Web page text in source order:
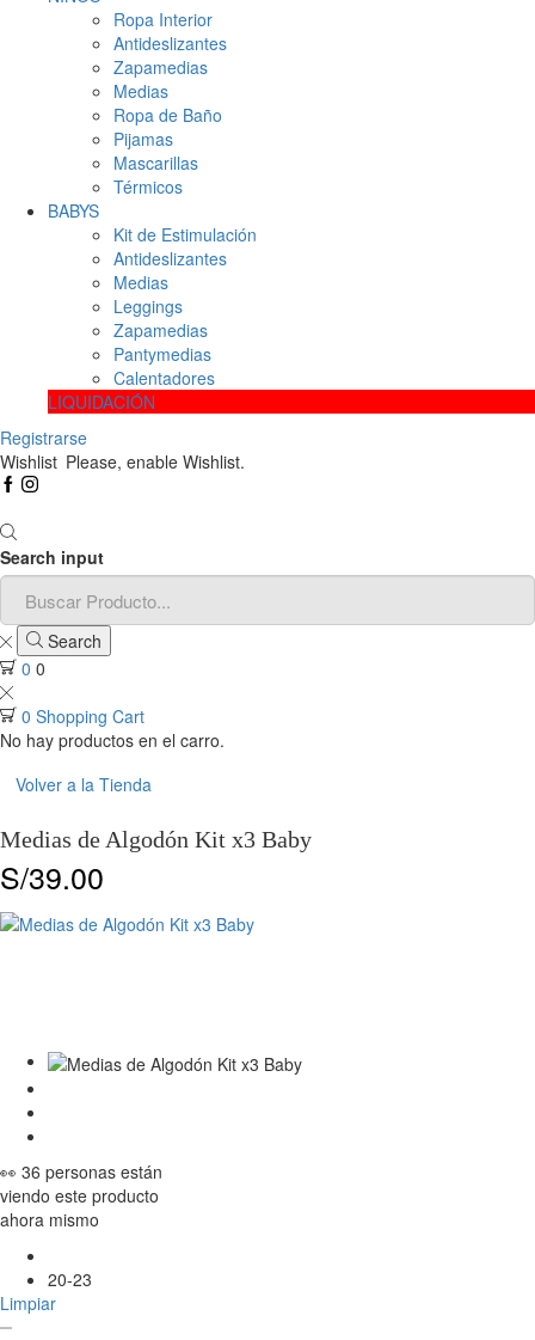
Ropa Interior
Antideslizantes
Zapamedias
Medias
Ropa de Baño
Pijamas
Mascarillas
Térmicos
BABYS
Kit de Estimulación
Antideslizantes
Medias
Leggings
Zapamedias
Pantymedias
Calentadores
LIQUIDACIÓN
Registrarse
Wishlist Please, enable Wishlist.
Search input
Search
0 0
0 Shopping Cart
No hay productos en el carro.
Volver a la Tienda
Medias de Algodón Kit x3 Baby
S/39.00
👀 36 personas están
viendo este producto
ahora mismo
20-23
Limpiar